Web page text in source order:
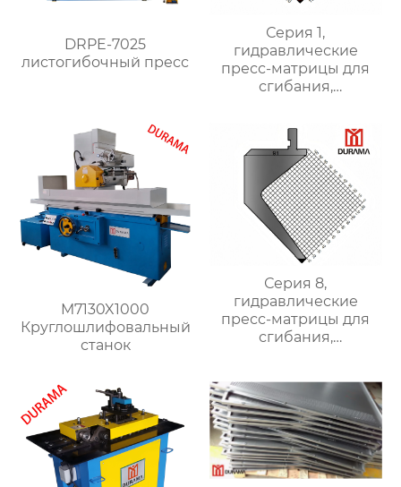
DRPE-7025
листогибочный пресс
Серия 1,
гидравлические
пресс-матрицы для
сгибания,
листового металла
M7130X1000
Круглошлифовальный
станок
Серия 8,
гидравлические
пресс-матрицы для
сгибания,
листового металла